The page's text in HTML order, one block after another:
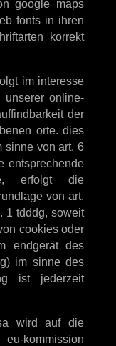
google maps
fonts in ihren
korrekt
im interesse
unserer online-
der
orte. dies
sinne von art. 6
entsprechende
erfolgt die
von art.
1 tdddg, soweit
cookies oder
endgerät des
im sinne des
ist jederzeit
wird auf die
kommission